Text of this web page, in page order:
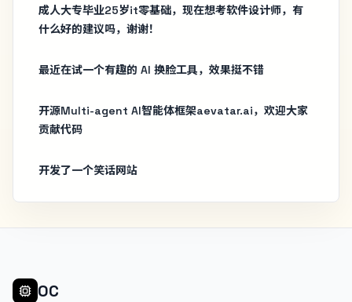
成人大专毕业25岁it零基础，现在想考软件设计师，有
什么好的建议吗，谢谢！
最近在试一个有趣的 AI 换脸工具，效果挺不错
开源Multi-agent AI智能体框架aevatar.ai，欢迎大家
贡献代码
开发了一个笑话网站
OC